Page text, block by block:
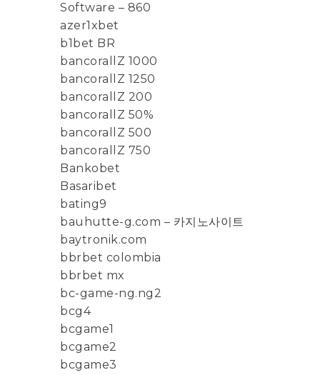
Software – 860
azer1xbet
b1bet BR
bancorallZ 1000
bancorallZ 1250
bancorallZ 200
bancorallZ 50%
bancorallZ 500
bancorallZ 750
Bankobet
Basaribet
bating9
bauhutte-g.com – 카지노사이트
baytronik.com
bbrbet colombia
bbrbet mx
bc-game-ng.ng2
bcg4
bcgame1
bcgame2
bcgame3